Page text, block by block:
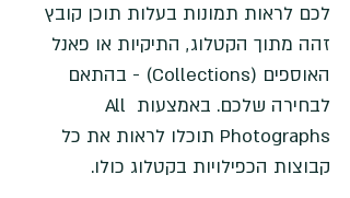
לכם לראות תמונות בעלות תוכן קובץ
זהה מתוך הקטלוג, התיקיות או פאנל
האוספים (Collections) - בהתאם
לבחירה שלכם. באמצעות All
Photographs תוכלו לראות את כל
קבוצות הכפילויות בקטלוג כולו.